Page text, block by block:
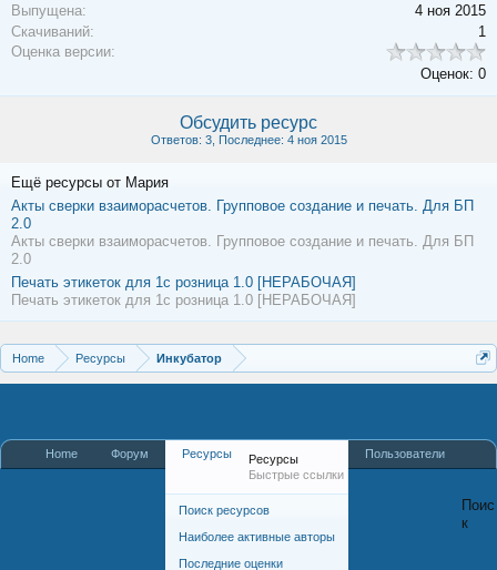
Выпущена:
4 ноя 2015
Скачиваний:
1
Оценка версии:
Оценок: 0
Обсудить ресурс
Ответов: 3, Последнее: 4 ноя 2015
Ещё ресурсы от Мария
Акты сверки взаиморасчетов. Групповое создание и печать. Для БП
2.0
Акты сверки взаиморасчетов. Групповое создание и печать. Для БП
2.0
Печать этикеток для 1с розница 1.0 [НЕРАБОЧАЯ]
Печать этикеток для 1с розница 1.0 [НЕРАБОЧАЯ]
Home Ресурсы Инкубатор
Home Форум Ресурсы
Ресурсы
Быстрые ссылки
Поиск ресурсов
Наиболее активные авторы
Последние оценки
Пользователи
Поис
к